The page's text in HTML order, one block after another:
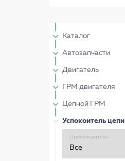
Каталог
Автозапчасти
Двигатель
ГРМ двигателя
Цепной ГРМ
Успокоитель цепи
Производитель